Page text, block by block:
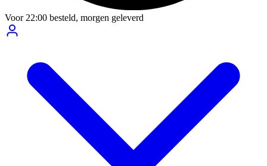
Voor22:00 besteld, morgen geleverd